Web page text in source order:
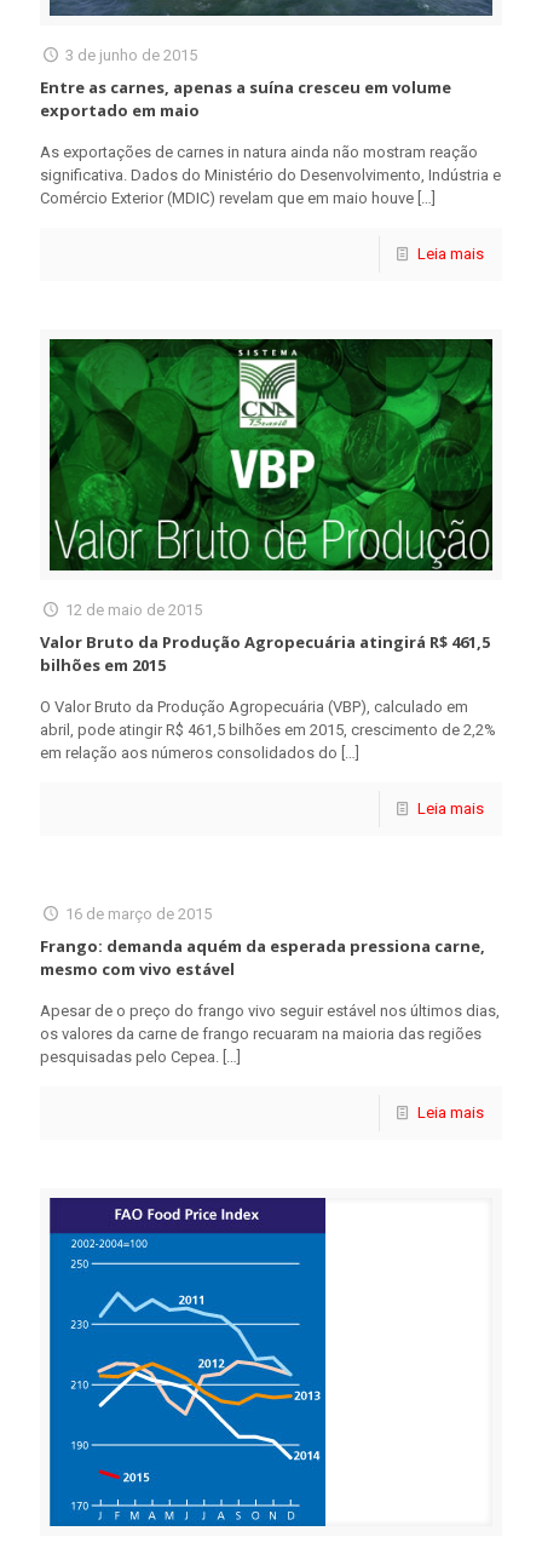
3 de junho de 2015
Entre as carnes, apenas a suína cresceu em volume
exportado em maio
As exportações de carnes in natura ainda não mostram reação
significativa. Dados do Ministério do Desenvolvimento, Indústria e
Comércio Exterior (MDIC) revelam que em maio houve […]
Leia mais
12 de maio de 2015
Valor Bruto da Produção Agropecuária atingirá R$ 461,5
bilhões em 2015
O Valor Bruto da Produção Agropecuária (VBP), calculado em
abril, pode atingir R$ 461,5 bilhões em 2015, crescimento de 2,2%
em relação aos números consolidados do
Leia mais
16 de março de 2015
Frango: demanda aquém da esperada pressiona carne,
mesmo com vivo estável
Apesar de o preço do frango vivo seguir estável nos últimos dias,
os valores da carne de frango recuaram na maioria das regiões
pesquisadas pelo Cepea.
Leia mais